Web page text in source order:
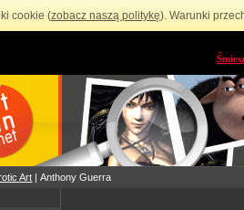
cookie (zobacz naszą politykę). Warunki
Art | Anthony Guerra